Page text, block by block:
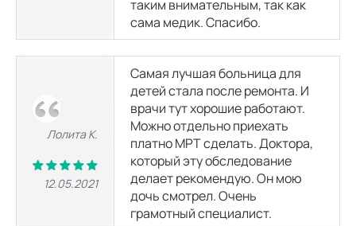
7150
3900р.
КТ гортани
7150
3900р.
КТ головного мозга
КТ органов и мягких тканей
таким внимательным, так как
сама медик. Спасибо.
Лолита К.
12.05.2021
Самая лучшая больница для
детей стала после ремонта. И
врачи тут хорошие работают.
Можно отдельно приехать
платно МРТ сделать. Доктора,
который эту обследование
делает рекомендую. Он мою
дочь смотрел. Очень
грамотный специалист.